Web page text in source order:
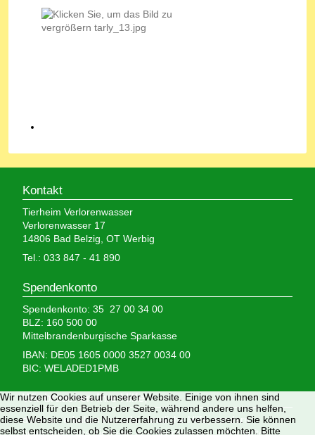
Kontakt
Tierheim Verlorenwasser
Verlorenwasser 17
14806 Bad Belzig, OT Werbig
Tel.: 033 847 - 41 890
Spendenkonto
Spendenkonto: 35 27 00 34 00
BLZ: 160 500 00
Mittelbrandenburgische Sparkasse
IBAN: DE05 1605 0000 3527 0034 00
BIC: WELADED1PMB
Wir brauchen Ihre Hilfe,
denn wir erhalten keinerlei staatliche Hilfe, sondern
Wir nutzen Cookies auf unserer Website. Einige von ihnen sind
essenziell für den Betrieb der Seite, während andere uns helfen,
diese Website und die Nutzererfahrung zu verbessern. Sie können
selbst entscheiden, ob Sie die Cookies zulassen möchten. Bitte